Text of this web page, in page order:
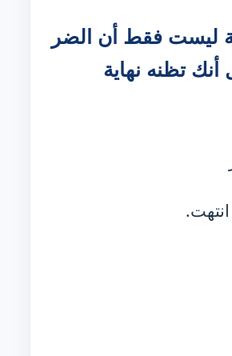
ليست فقط أن الضر
تظنه نهاية